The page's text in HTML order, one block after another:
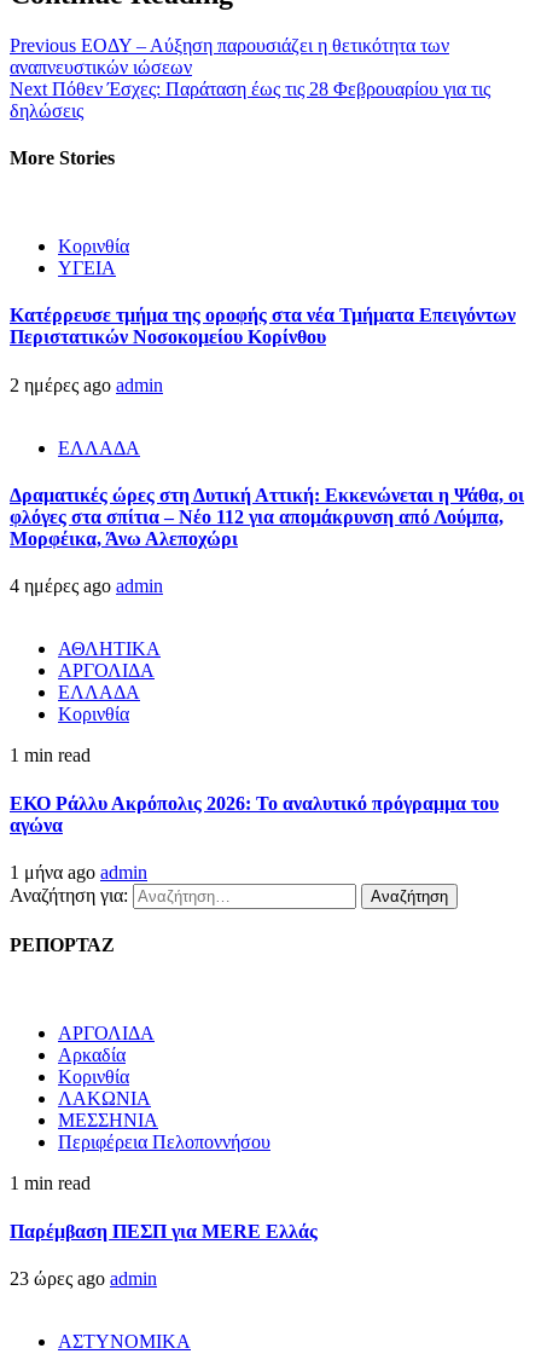
Previous ΕΟΔΥ – Αύξηση παρουσιάζει η θετικότητα των
αναπνευστικών ιώσεων
Next Πόθεν Έσχες: Παράταση έως τις 28 Φεβρουαρίου για τις
δηλώσεις
More Stories
Κορινθία
ΥΓΕΙΑ
Kατέρρευσε τμήμα της οροφής στα νέα Τμήματα Επειγόντων
Περιστατικών Νοσοκομείου Κορίνθου
2 ημέρες ago admin
ΕΛΛΑΔΑ
Δραματικές ώρες στη Δυτική Αττική: Εκκενώνεται η Ψάθα, οι
φλόγες στα σπίτια – Νέο 112 για απομάκρυνση από Λούμπα,
Μορφέικα, Άνω Αλεποχώρι
4 ημέρες ago admin
ΑΘΛΗΤΙΚΑ
ΑΡΓΟΛΙΔΑ
ΕΛΛΑΔΑ
Κορινθία
1 min read
ΕΚΟ Ράλλυ Ακρόπολις 2026: Το αναλυτικό πρόγραμμα του
αγώνα
1 μήνα ago admin
Αναζήτηση για:
ΡΕΠΟΡΤΑΖ
ΑΡΓΟΛΙΔΑ
Αρκαδία
Κορινθία
ΛΑΚΩΝΙΑ
ΜΕΣΣΗΝΙΑ
Περιφέρεια Πελοποννήσου
1 min read
Παρέμβαση ΠΕΣΠ για MERE Ελλάς
23 ώρες ago admin
ΑΣΤΥΝΟΜΙΚΑ